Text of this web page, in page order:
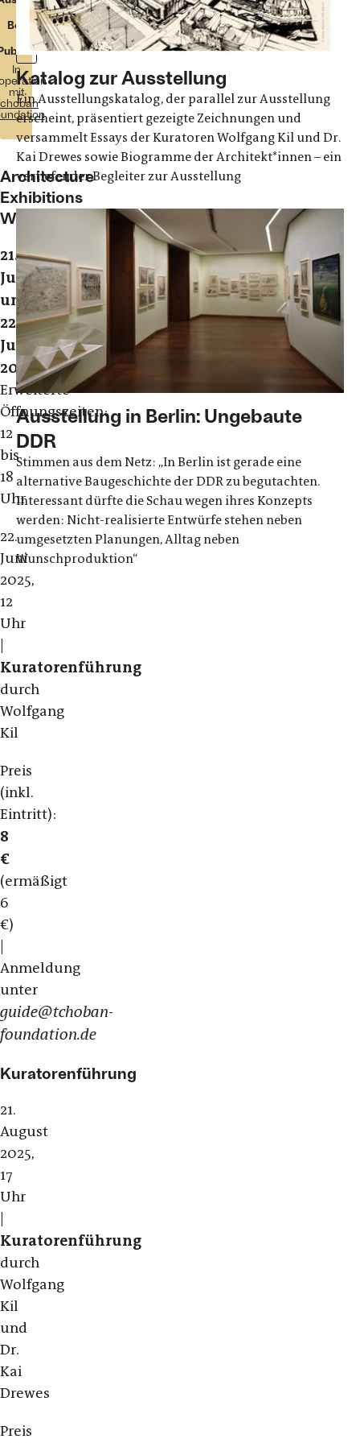
Besuch
In
mit
Architecture
Exhibitions
Weekend
21.
Juni
und
22.
Juni
2025
Erweiterte
Öffnungszeiten:
12
bis
18
Uhr
22.
Juni
2025,
12
Uhr
|
Kuratorenführung
durch
Wolfgang
Kil
Preis
(inkl.
Eintritt):
8
€
(ermäßigt
6
€)
|
Anmeldung
unter
guide@tchoban-
foundation.de
Kuratorenführung
21.
August
2025,
17
Uhr
|
Kuratorenführung
durch
Wolfgang
Kil
und
Dr.
Kai
Drewes
Preis
Katalog zur Ausstellung
Ein Ausstellungskatalog, der parallel zur Ausstellung
erscheint, präsentiert gezeigte Zeichnungen und
versammelt Essays der Kuratoren Wolfgang Kil und Dr.
Kai Drewes sowie Biogramme der Architekt*innen – ein
vertiefender Begleiter zur Ausstellung
Ausstellung in Berlin: Ungebaute
DDR
Stimmen aus dem Netz: „In Berlin ist gerade eine
alternative Baugeschichte der DDR zu begutachten.
Interessant dürfte die Schau wegen ihres Konzepts
werden: Nicht-realisierte Entwürfe stehen neben
umgesetzten Planungen, Alltag neben
Wunschproduktion“